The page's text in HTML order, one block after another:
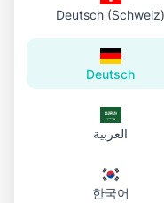
HTTPS-URL.
3. Teilen & später
Teilen Sie den Link per
Sie das Konto-
zu öffnen oder die
Deutsch (Schweiz)
Deutsch
العربية
한국어